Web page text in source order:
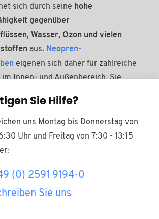
sich durch seine hohe
gegenüber
Wasser, Ozon und vielen
aus. Neopren-
eigenen sich daher für zahlreiche
im Innen- und Außenbereich. Sie
an Vorteilen:
gegen Wasser und
, Ozon- und
Sie Hilfe?
uns Montag bis Donnerstag von
Uhr und Freitag von 7:30 - 13:15
(0) 2591 9194-0
Sie uns